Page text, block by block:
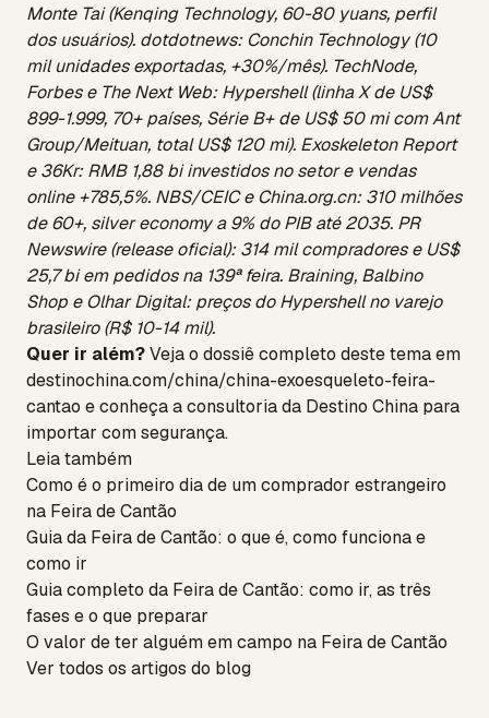
Monte Tai (Kenqing Technology, 60-80 yuans, perfil
dos usuários). dotdotnews: Conchin Technology (10
mil unidades exportadas, +30%/mês). TechNode,
Forbes e The Next Web: Hypershell (linha X de US$
899-1.999, 70+ países, Série B+ de US$ 50 mi com Ant
Group/Meituan, total US$ 120 mi). Exoskeleton Report
e 36Kr: RMB 1,88 bi investidos no setor e vendas
online +785,5%. NBS/CEIC e China.org.cn: 310 milhões
de 60+, silver economy a 9% do PIB até 2035. PR
Newswire (release oficial): 314 mil compradores e US$
25,7 bi em pedidos na 139ª feira. Braining, Balbino
Shop e Olhar Digital: preços do Hypershell no varejo
brasileiro (R$ 10-14 mil).
Quer ir além?Veja o dossiê completo deste tema em
destinochina.com/china/china-exoesqueleto-feira-
cantao e conheça aconsultoria da Destino China para
importar com segurança.
Leia também
Como é o primeiro dia de um comprador estrangeiro
na Feira de Cantão
Guia da Feira de Cantão: o que é, como funciona e
como ir
Guia completo da Feira de Cantão: como ir, as três
fases e o que preparar
O valor de ter alguém em campo na Feira de Cantão
Ver todos os artigos do blog